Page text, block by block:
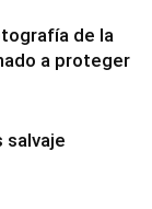
de la
a proteger
salvaje